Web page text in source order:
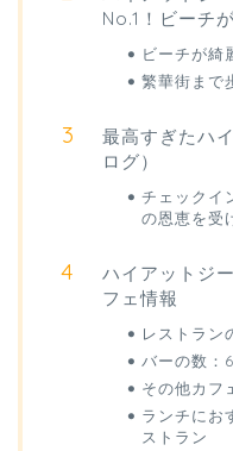
No.1！ビーチ
ビーチが綺
繁華街まで
最高すぎたハ
ログ）
チェックイ
の恩恵を受
ハイアットジ
フェ情報
レストラン
バーの数：
その他カフ
ランチにお
ストラン